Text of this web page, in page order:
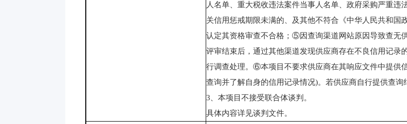
人名单、重大税收违法案件当事人名单、政府采购严重
关信用惩戒期限未满的、及其他不符合《中华人民共和国
认定其资格审查不合格；⑤因查询渠道网站原因导致查无
评审结束后，通过其他渠道发现供应商存在不良信用记录
行调查处理。⑥本项目不要求供应商在其响应文件中提供
查询并了解自身的信用记录情况)。若供应商自行提供查询
3 、本项目不接受联合体谈判。
具体内容详见谈判文件。